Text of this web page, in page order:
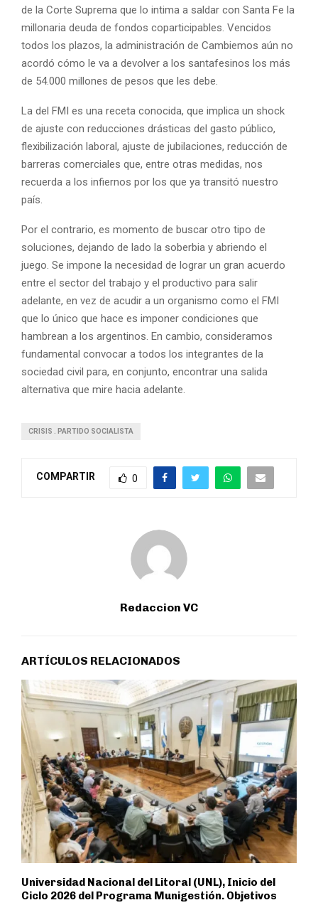
de la Corte Suprema que lo intima a saldar con Santa Fe la
millonaria deuda de fondos coparticipables. Vencidos
todos los plazos, la administración de Cambiemos aún no
acordó cómo le va a devolver a los santafesinos los más
de 54.000 millones de pesos que les debe.
La del FMI es una receta conocida, que implica un shock
de ajuste con reducciones drásticas del gasto público,
flexibilización laboral, ajuste de jubilaciones, reducción de
barreras comerciales que, entre otras medidas, nos
recuerda a los infiernos por los que ya transitó nuestro
país.
Por el contrario, es momento de buscar otro tipo de
soluciones, dejando de lado la soberbia y abriendo el
juego. Se impone la necesidad de lograr un gran acuerdo
entre el sector del trabajo y el productivo para salir
adelante, en vez de acudir a un organismo como el FMI
que lo único que hace es imponer condiciones que
hambrean a los argentinos. En cambio, consideramos
fundamental convocar a todos los integrantes de la
sociedad civil para, en conjunto, encontrar una salida
alternativa que mire hacia adelante.
CRISIS . PARTIDO SOCIALISTA
COMPARTIR 0
Redaccion VC
ARTÍCULOS RELACIONADOS
Universidad Nacional del Litoral (UNL), Inicio del
Ciclo 2026 del Programa Munigestión. Objetivos